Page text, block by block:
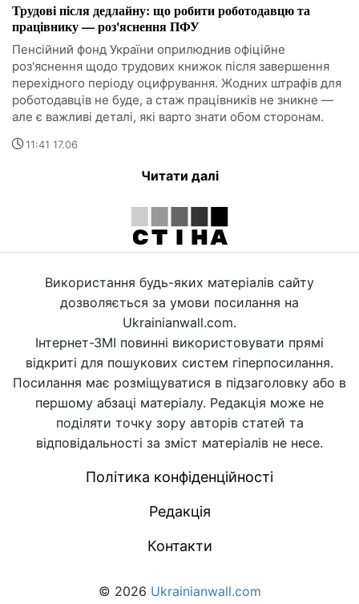
Трудові після дедлайну: що робити роботодавцю та
працівнику — роз'яснення ПФУ
Пенсійний фонд України оприлюднив офіційне
роз'яснення щодо трудових книжок після завершення
перехідного періоду оцифрування. Жодних штрафів для
роботодавців не буде, а стаж працівників не зникне —
але є важливі деталі, які варто знати обом сторонам.
11:41 17.06
Читати далі
Використання будь-яких матеріалів сайту
дозволяється за умови посилання на
Ukrainianwall.com.
Інтернет-ЗМІ повинні використовувати прямі
відкриті для пошукових систем гіперпосилання.
Посилання має розміщуватися в підзаголовку або в
першому абзаці матеріалу. Редакція може не
поділяти точку зору авторів статей та
відповідальності за зміст матеріалів не несе.
Політика конфіденційності
Редакція
Контакти
© 2026 Ukrainianwall.com